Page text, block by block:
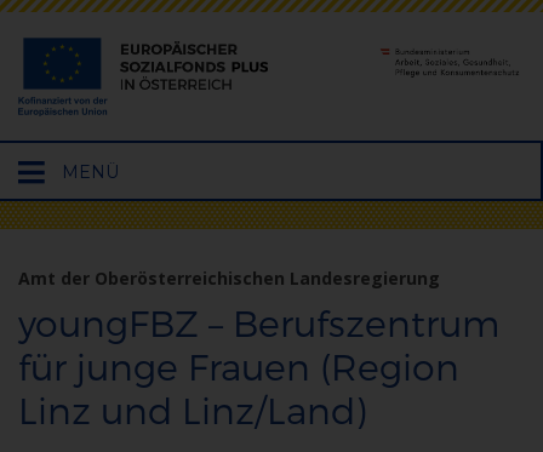
Hauptmenü
öffnen
MENÜ
Amt der Oberösterreichischen Landesregierung
youngFBZ – Berufszentrum
für junge Frauen (Region
Linz und Linz/Land)